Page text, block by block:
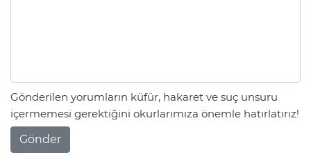
Gönderilen yorumların küfür, hakaret ve suç unsuru
içermemesi gerektiğini okurlarımıza önemle hatırlatırız!
Gönder